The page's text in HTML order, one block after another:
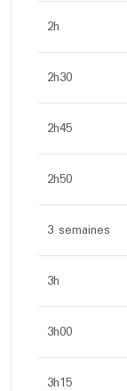
2h
2h30
2h45
2h50
3 semaines
3h
3h00
3h15